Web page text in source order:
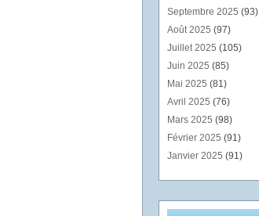
Septembre 2025 (93)
Août 2025 (97)
Juillet 2025 (105)
Juin 2025 (85)
Mai 2025 (81)
Avril 2025 (76)
Mars 2025 (98)
Février 2025 (91)
Janvier 2025 (91)